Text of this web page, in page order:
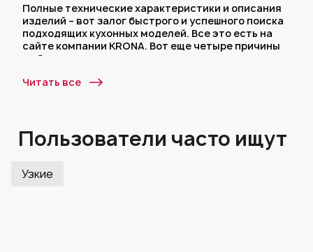
Полные технические характеристики и описания
изделий – вот залог быстрого и успешного поиска
подходящих кухонных моделей. Все это есть на
сайте компании KRONA. Вот еще четыре причины
выбрать нас:
Мы даем 5 лет гарантии на немецкие
История немецкого бренда началась в 1999
техники для кухни и по-прежнему расширяем
Читать все
Пользователи часто ищут
Узкие